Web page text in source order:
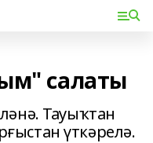
салаты
Тауыҡтан
үткәрелә.